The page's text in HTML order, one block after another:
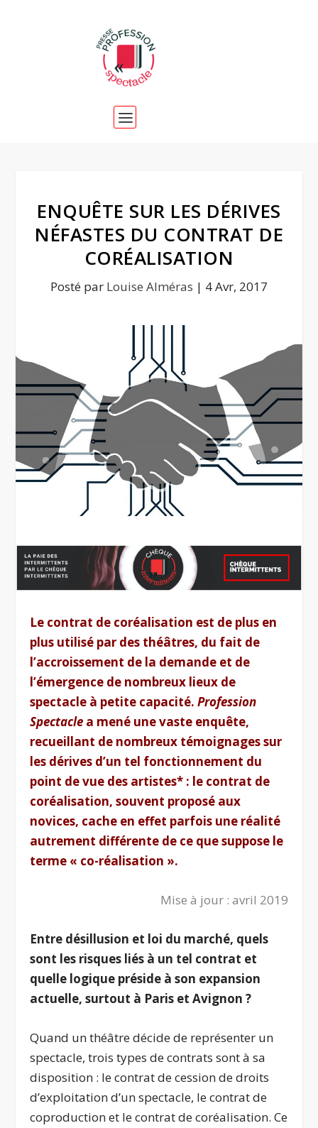
ENQUÊTE SUR LES DÉRIVES
NÉFASTES DU CONTRAT DE
CORÉALISATION
Posté par Louise Alméras | 4 Avr, 2017
Le contrat de coréalisation est de plus en
plus utilisé par des théâtres, du fait de
l’accroissement de la demande et de
l’émergence de nombreux lieux de
spectacle à petite capacité.Profession
Spectacle a mené une vaste enquête,
recueillant de nombreux témoignages sur
les dérives d’un tel fonctionnement du
point de vue des artistes* : le contrat de
coréalisation, souvent proposé aux
novices, cache en effet parfois une réalité
autrement différente de ce que suppose le
terme « co-réalisation ».
Mise à jour : avril 2019
Entre désillusion et loi du marché, quels
sont les risques liés à un tel contrat et
quelle logique préside à son expansion
actuelle, surtout à Paris et Avignon ?
Quand un théâtre décide de représenter un
spectacle, trois types de contrats sont à sa
disposition : le contrat de cession de droits
d’exploitation d’un spectacle, le contrat de
coproduction et le contrat de coréalisation. Ce